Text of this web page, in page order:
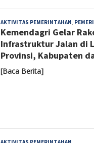
AKTIVITAS PEMERINTAHAN,
Kemendagri Gelar
Infrastruktur Jalan di
Provinsi, Kabupaten
[Baca Berita]